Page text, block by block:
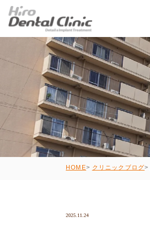
HOME クリニックブログ
2025.11.24